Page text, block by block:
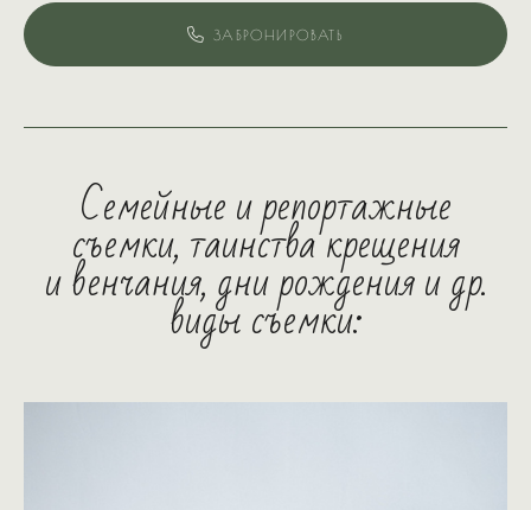
ЗАБРОНИРОВАТЬ
Семейные и репортажные
съемки, таинства крещения
и венчания, дни рождения и др.
виды съемки: